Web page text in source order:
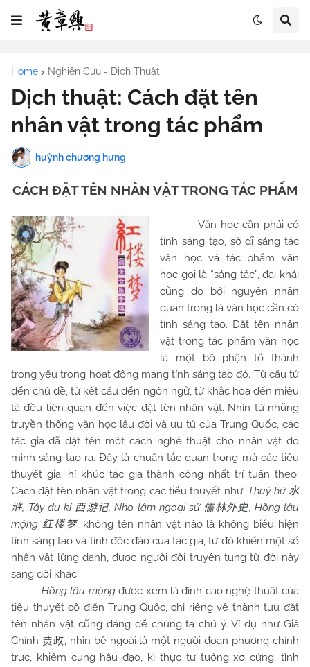
Home Nghiên Cứu - Dịch Thuật
Dịch thuật: Cách đặt tên
nhân vật trong tác phẩm
huỳnh chương hưng
CÁCH ĐẶT TÊN NHÂN VẬT TRONG TÁC PHẨM
Văn học cần phải có
tính sáng tạo, sở dĩ sáng tác
văn học và tác phẩm văn
học gọi là “sáng tác”, đại khái
cũng do bởi nguyên nhân
quan trọng là văn học cần có
tính sáng tạo. Đặt tên nhân
vật trong tác phẩm văn học
là một bộ phận tổ thành
trọng yếu trong hoạt động mang tính sáng tạo đó. Từ cấu tứ
đến chủ đề, từ kết cấu đến ngôn ngữ, từ khắc hoạ đến miêu
tả đều liên quan đến việc đặt tên nhân vật. Nhìn từ những
truyền thống văn học lâu đời và ưu tú của Trung Quốc, các
tác gia đã đặt tên một cách nghệ thuật cho nhân vật do
mình sáng tạo ra. Đây là chuẩn tắc quan trọng mà các tiểu
thuyết gia, hí khúc tác gia thành công nhất trí tuân theo.
Cách đặt tên nhân vật trong các tiểu thuyết như: Thuỷ hử 水
浒, Tây du kí 西游记, Nho lâm ngoại sử 儒林外史, Hồng lâu
mộng 红楼梦, không tên nhân vật nào là không biểu hiện
tính sáng tạo và tính độc đáo của tác gia, từ đó khiến một số
nhân vật lừng danh, được người đời truyền tụng từ đời này
sang đời khác.
Hồng lâu mộngđược xem là đỉnh cao nghệ thuật của
tiểu thuyết cổ điển Trung Quốc, chỉ riêng về thành tựu đặt
tên nhân vật cũng đáng để chúng ta chú ý. Ví dụ như Giả
Chính 贾政, nhìn bề ngoài là một người đoan phương chính
trực, khiêm cung hậu đạo, kì thực tư tưởng xơ cứng, tình